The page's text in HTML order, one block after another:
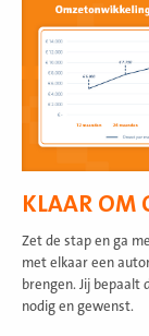
KLAAR OM
Zet de stap en ga
met elkaar een
brengen. Jij bepaalt
nodig en gewenst.